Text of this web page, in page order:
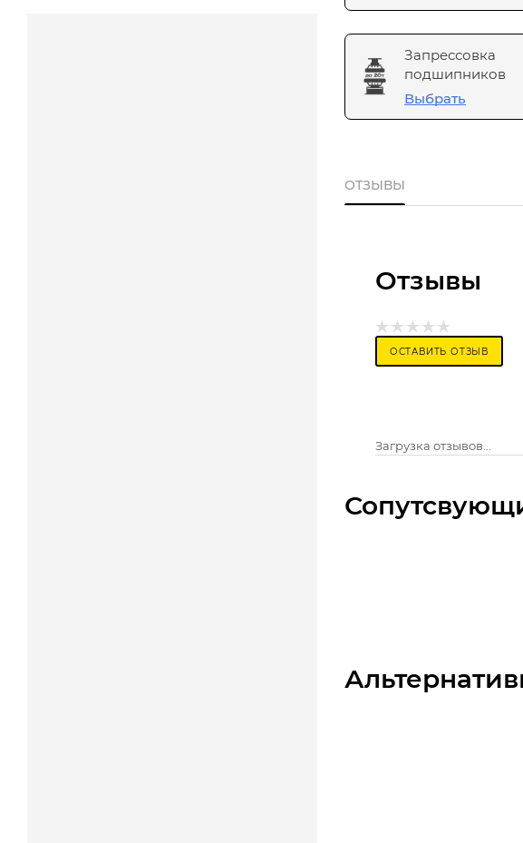
Запрессовка
подшипников
Выбрать
ОТЗЫВЫ
Отзывы
ОСТАВИТЬ ОТЗЫВ
Загрузка отзывов...